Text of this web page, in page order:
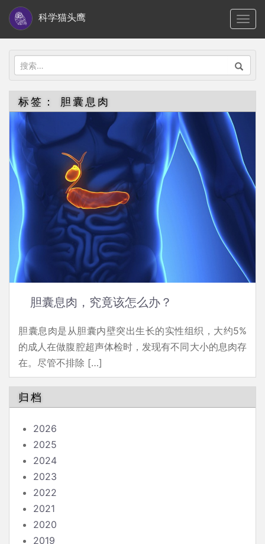
i
科学猫头鹰
搜
索：
标签： 胆囊息肉
胆囊息肉，究竟该怎么办？
胆囊息肉是从胆囊内壁突出生长的实性组织，大约5%
的成人在做腹腔超声体检时，发现有不同大小的息肉存
在。尽管不排除 […]
归档
2026
2025
2024
2023
2022
2021
2020
2019